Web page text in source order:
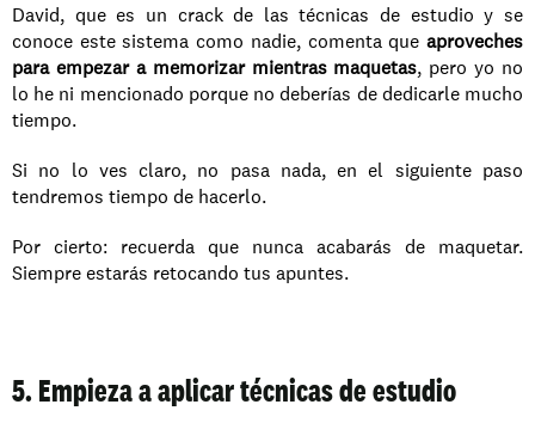
David, que es un crack de las técnicas de estudio y se
conoce este sistema como nadie, comenta que aproveches
para empezar a memorizar mientras maquetas, pero yo no
lo he ni mencionado porque no deberías de dedicarle mucho
tiempo.
Si no lo ves claro, no pasa nada, en el siguiente paso
tendremos tiempo de hacerlo.
Por cierto: recuerda que nunca acabarás de maquetar.
Siempre estarás retocando tus apuntes.
5. Empieza a aplicar técnicas de estudio